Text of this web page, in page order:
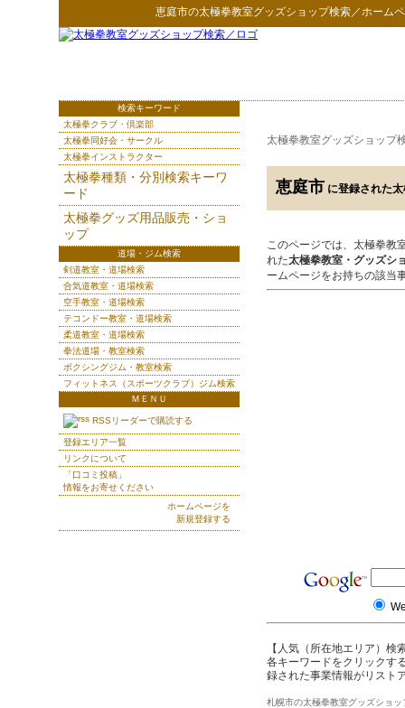
恵庭市の太極拳教室グッズショップ検索／ホーム
太極拳教室グッズショップ
恵庭市 に登録された
このページでは、太極拳教
れた太極拳教室・グッズシ
ームページをお持ちの該当
【人気（所在地エリア）検
各キーワードをクリックす
録された事業情報がリスト
札幌市の太極拳教室グッズショッ
検索キーワード
太極拳クラブ・倶楽部
太極拳同好会・サークル
太極拳インストラクター
太極拳種類・分別検索キーワ
ード
太極拳グッズ用品販売・ショ
ップ
道場・ジム検索
剣道教室・道場検索
合気道教室・道場検索
空手教室・道場検索
テコンドー教室・道場検索
柔道教室・道場検索
拳法道場・教室検索
ボクシングジム・教室検索
フィットネス（スポーツクラブ）ジム検索
ＭＥＮＵ
RSSリーダーで購読する
登録エリア一覧
リンクについて
「口コミ投稿」
情報をお寄せください
ホームページを
新規登録する